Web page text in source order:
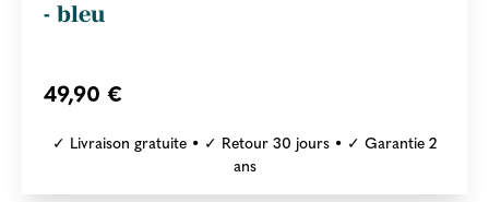
- bleu
49,90 €
✓ Livraison gratuite • ✓ Retour 30 jours • ✓ Garantie 2
ans